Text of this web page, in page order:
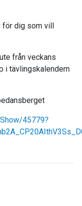
dig som vill
från veckans
i tävlingskalendern
45779?